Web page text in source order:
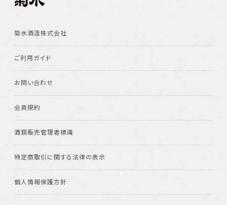
菊水酒造株式会社
ご利用ガイド
お問い合わせ
会員規約
酒類販売管理者標識
特定商取引に関する法律の表示
個人情報保護方針